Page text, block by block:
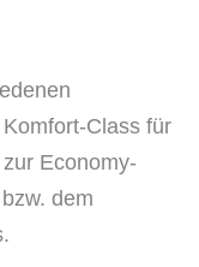
Class für
Economy-
dem